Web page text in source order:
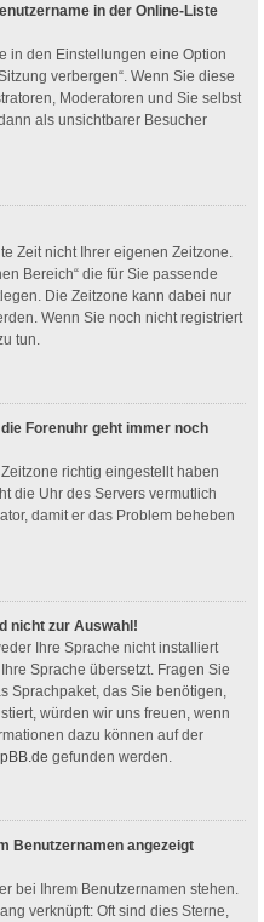
in der Online-Liste
in den Einstellungen eine Option
verbergen“. Wenn Sie diese
Moderatoren und Sie selbst
als unsichtbarer Besucher
Zeit nicht Ihrer eigenen Zeitzone.
Bereich“ die für Sie passende
Die Zeitzone kann dabei nur
Wenn Sie noch nicht registriert
tun.
Forenuhr geht immer noch
richtig eingestellt haben
die Uhr des Servers vermutlich
damit er das Problem beheben
nicht zur Auswahl!
Ihre Sprache nicht installiert
Sprache übersetzt. Fragen Sie
Sprachpaket, das Sie benötigen,
würden wir uns freuen, wenn
dazu können auf der
gefunden werden.
Benutzernamen angezeigt
bei Ihrem Benutzernamen stehen.
verknüpft: Oft sind dies Sterne,